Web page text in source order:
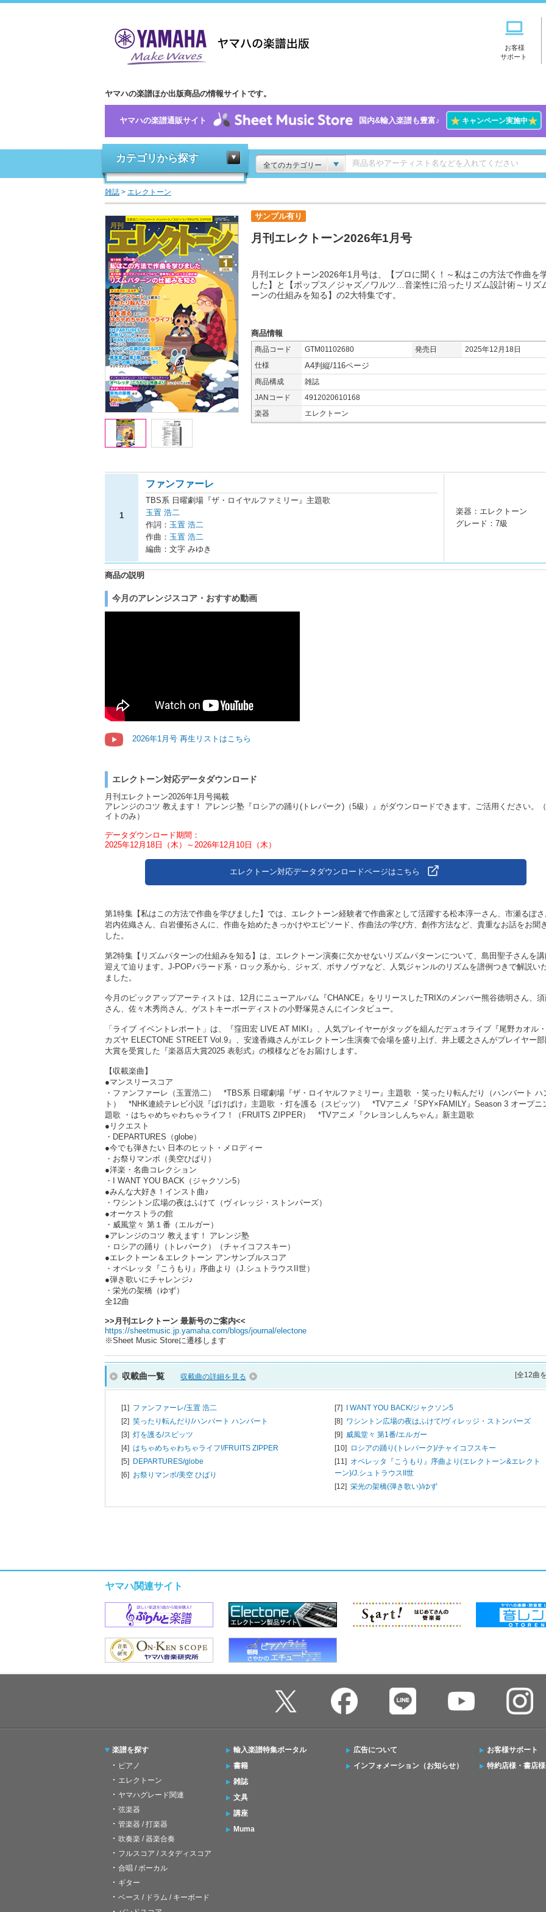
お客様
サポート
ヤマハの楽譜ほか出版商品の情報サイトです。
ヤマハの楽譜通販サイト 国内&輸入楽譜も豊富♪ ★キャンペーン実施中★
カテゴリから探す
全てのカテゴリー
雑誌 > エレクトーン
サンプル有り
月刊エレクトーン2026年1月号
月刊エレクトーン2026年1月号は、【プロに聞く！～私はこの方法で作曲を
した】と【ポップス／ジャズ／ワルツ…音楽性に沿ったリズム設計術～リズ
ーンの仕組みを知る】の2大特集です。
商品情報
商品コード GTM01102680 発売日
2025年12月18日
仕様
A4判縦/116ページ
商品構成
雑誌
JANコード
4912020610168
楽器
エレクトーン
1
ファンファーレ
TBS系 日曜劇場『ザ・ロイヤルファミリー』主題歌
玉置 浩二
作詞： 玉置 浩二
作曲： 玉置 浩二
編曲：文字 みゆき
楽器：エレクトーン
グレード：7級
商品の説明
今月のアレンジスコア・おすすめ動画
2026年1月号 再生リストはこちら
エレクトーン対応データダウンロード
月刊エレクトーン2026年1月号掲載
アレンジのコツ 教えます！ アレンジ塾『ロシアの踊り(トレパーク)（5級）』がダウンロードできます。ご活用ください。
イトのみ）
データダウンロード期間：
2025年12月18日（木）～2026年12月10日（木）
エレクトーン対応データダウンロードページはこちら
第1特集【私はこの方法で作曲を学びました】では、エレクトーン経験者で作曲家として活躍する松本淳一さん、市瀬るぽ
岩内佐織さん、白岩優拓さんに、作曲を始めたきっかけやエピソード、作曲法の学び方、創作方法など、貴重なお話をお聞
した。
第2特集【リズムパターンの仕組みを知る】は、エレクトーン演奏に欠かせないリズムパターンについて、島田聖子さんを
迎えて迫ります。J-POPバラード系・ロック系から、ジャズ、ボサノヴァなど、人気ジャンルのリズムを譜例つきで解説い
ました。
今月のピックアップアーティストは、12月にニューアルバム『CHANCE』をリリースしたTRIXのメンバー熊谷徳明さん、
さん、佐々木秀尚さん、ゲストキーボーディストの小野塚晃さんにインタビュー。
「ライブ イベントレポート」は、『窪田宏 LIVE AT MIKI』、人気プレイヤーがタッグを組んだデュオライブ『尾野カオル
カズヤ ELECTONE STREET Vol.9』、安達香織さんがエレクトーン生演奏で会場を盛り上げ、井上暖之さんがプレイヤー
大賞を受賞した『楽器店大賞2025 表彰式』の模様などをお届けします。
【収載楽曲】
●マンスリースコア
・ファンファーレ（玉置浩二） *TBS系 日曜劇場『ザ・ロイヤルファミリー』主題歌 ・笑ったり転んだり（ハンバート ハ
ト） *NHK連続テレビ小説『ばけばけ』主題歌 ・灯を護る（スピッツ） *TVアニメ『SPY×FAMILY』Season 3 オープニ
題歌 ・はちゃめちゃわちゃライフ！（FRUITS ZIPPER） *TVアニメ『クレヨンしんちゃん』新主題歌
●リクエスト
・DEPARTURES（globe）
●今でも弾きたい 日本のヒット・メロディー
・お祭りマンボ（美空ひばり）
●洋楽・名曲コレクション
・I WANT YOU BACK（ジャクソン5）
●みんな大好き！インスト曲♪
・ワシントン広場の夜はふけて（ヴィレッジ・ストンパーズ）
●オーケストラの館
・威風堂々 第１番（エルガー）
●アレンジのコツ 教えます！ アレンジ塾
・ロシアの踊り（トレパーク）（チャイコフスキー）
●エレクトーン＆エレクトーン アンサンブルスコア
・オペレッタ『こうもり』序曲より（J.シュトラウスII世）
●弾き歌いにチャレンジ♪
・栄光の架橋（ゆず）
全12曲
>>月刊エレクトーン 最新号のご案内<<
https://sheetmusic.jp.yamaha.com/blogs/journal/electone
※Sheet Music Storeに遷移します
収載曲一覧 収載曲の詳細を見る [全12曲
[1] ファンファーレ/玉置 浩二
[2] 笑ったり転んだり/ハンバート ハンバート
[3] 灯を護る/スピッツ
[4] はちゃめちゃわちゃライフ!/FRUITS ZIPPER
[5]
DEPARTURES/globe
[6] お祭りマンボ/美空 ひばり
[7] I WANT YOU BACK/ジャクソン5
[8] ワシントン広場の夜はふけて/ヴィレッジ・ストンパーズ
[9] 威風堂々 第1番/エルガー
[10]
ロシアの踊り(トレパーク)/チャイコフスキー
[11] オペレッタ『こうもり』序曲より(エレクトーン&エレクト
ーン)/J.シュトラウスII世
[12] 栄光の架橋(弾き歌い)/ゆず
ヤマハ関連サイト
楽譜を探す
ピアノ
エレクトーン
ヤマハグレード関連
弦楽器
管楽器 / 打楽器
吹奏楽 / 器楽合奏
フルスコア / スタディスコア
合唱 / ボーカル
ギター
ベース / ドラム / キーボード
輸入楽譜特集ポータル
書籍
雑誌
文具
講座
Muma
広告について
インフォメーション（お知らせ）
お客様サポート
特約店様・書店